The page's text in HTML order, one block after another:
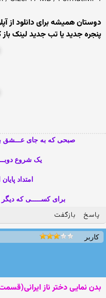
پنجره جدید یا تب جدید لینک باز
صبحی که به جای عـــشق
یک شروع
امتداد
برای کســـــی که دیگر
پاسخ بازگفت
کاربر
بدن نمایی دختر ناز